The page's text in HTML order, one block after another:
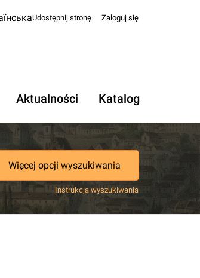
Udostępnij stronę Zaloguj się
Aktualności Katalog
Więcej opcji wyszukiwania
Instrukcja wyszukiwania